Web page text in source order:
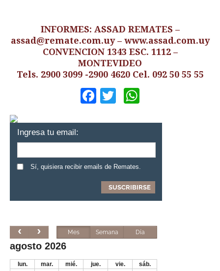
INFORMES: ASSAD REMATES –
assad@remate.com.uy – www.assad.com.uy
CONVENCION 1343 ESC. 1112 –
MONTEVIDEO
Tels. 2900 3099 -2900 4620 Cel. 092 50 55 55
Facebook
Twitter
Ingresa tu email:
Sí, quisiera recibir emails de Remates.
Mes Semana Día
agosto 2026
lun. mar. mié. jue. vie.
sáb.